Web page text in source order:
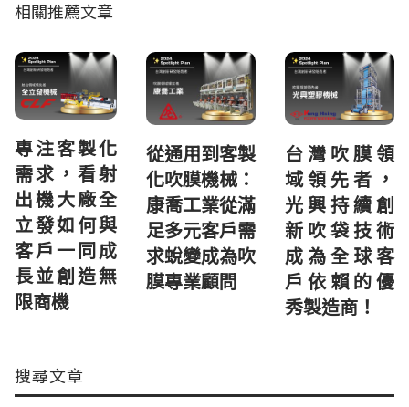
相關推薦文章
專注客製化
需求，看射
出機大廠全
立發如何與
客戶一同成
長並創造無
限商機
從通用到客製
化吹膜機械：
康喬工業從滿
足多元客戶需
求蛻變成為吹
膜專業顧問
台灣吹膜領
域領先者，
光興持續創
新吹袋技術
成為全球客
戶依賴的優
秀製造商！
搜尋文章